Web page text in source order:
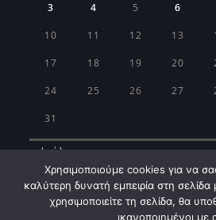
3 4 5 6
10 11 12 13
17 18 19 20
24 25 26 27
31
« Ιούλ
Χρησιμοποιούμε cookies για να
καλύτερη δυνατή εμπειρία στη
χρησιμοποιείτε τη σελίδα, θα
ικανοποιημένοι με